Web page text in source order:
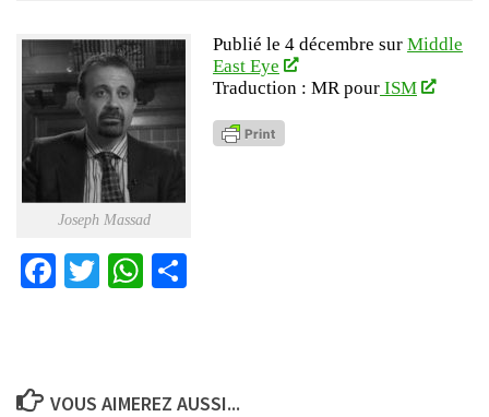
Joseph Massad
Publié le 4 décembre sur Middle
East Eye
Traduction : MR pour ISM
Facebook
TwitterWhatsApp
VOUS AIMEREZ AUSSI...